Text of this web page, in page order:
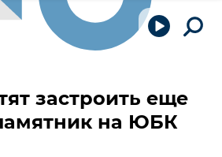
застроить еще
на ЮБК